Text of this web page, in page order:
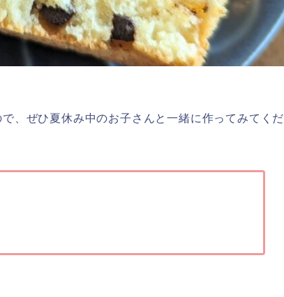
、ぜひ夏休み中のお子さんと一緒に作ってみてくだ